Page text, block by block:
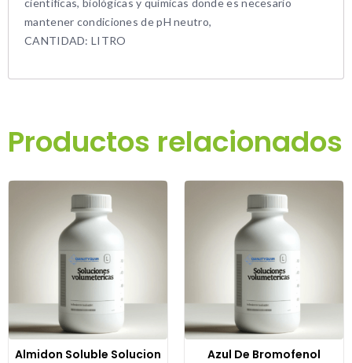
mantener condiciones de pH neutro,
CANTIDAD: LITRO
Productos relacionados
Almidon Soluble Solucion
Azul De Bromofenol